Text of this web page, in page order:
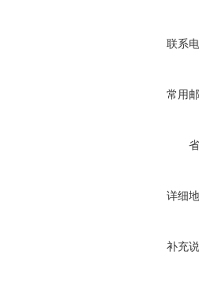
联系
常用
详细
补充